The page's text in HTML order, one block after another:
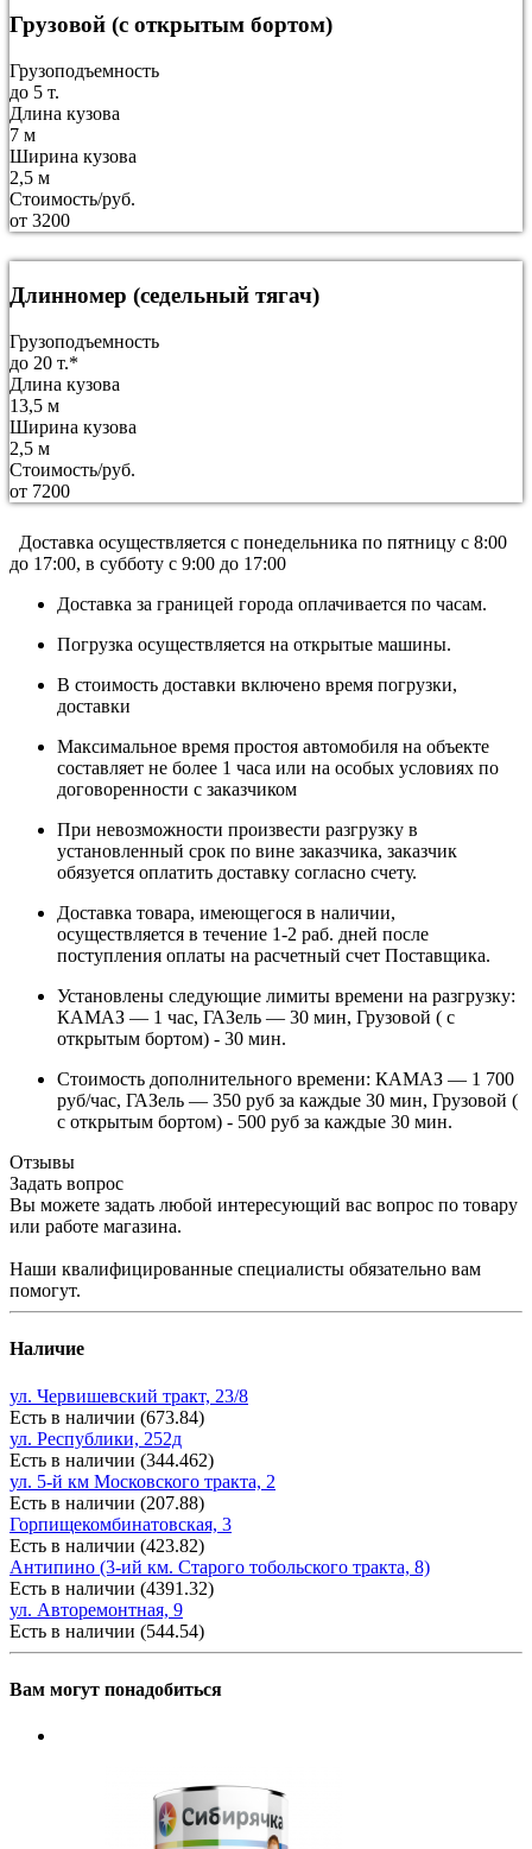
Грузовой (с открытым бортом)
Грузоподъемность
до 5 т.
Длина кузова
7 м
Ширина кузова
2,5 м
Стоимость/руб.
от 3200
Длинномер (седельный тягач)
Грузоподъемность
до 20 т.*
Длина кузова
13,5 м
Ширина кузова
2,5 м
Стоимость/руб.
от 7200
Доставка осуществляется c понедельника по пятницу с 8:00
до 17:00, в субботу с 9:00 до 17:00
Доставка за границей города оплачивается по часам.
Погрузка осуществляется на открытые машины.
В стоимость доставки включено время погрузки,
доставки
Максимальное время простоя автомобиля на объекте
составляет не более 1 часа или на особых условиях по
договоренности с заказчиком
При невозможности произвести разгрузку в
установленный срок по вине заказчика, заказчик
обязуется оплатить доставку согласно счету.
Доставка товара, имеющегося в наличии,
осуществляется в течение 1-2 раб. дней после
поступления оплаты на расчетный счет Поставщика.
Установлены следующие лимиты времени на разгрузку:
КАМАЗ — 1 час, ГАЗель — 30 мин, Грузовой ( с
открытым бортом) - 30 мин.
Стоимость дополнительного времени: КАМАЗ — 1 700
руб/час, ГАЗель — 350 руб за каждые 30 мин, Грузовой (
с открытым бортом) - 500 руб за каждые 30 мин.
Отзывы
Задать вопрос
Вы можете задать любой интересующий вас вопрос по товару
или работе магазина.
Наши квалифицированные специалисты обязательно вам
помогут.
Наличие
ул. Червишевский тракт, 23/8
Есть в наличии (673.84)
ул. Республики, 252д
Есть в наличии (344.462)
ул. 5-й км Московского тракта, 2
Есть в наличии (207.88)
Горпищекомбинатовская, 3
Есть в наличии (423.82)
Антипино (3-ий км. Старого тобольского тракта, 8)
Есть в наличии (4391.32)
ул. Авторемонтная, 9
Есть в наличии (544.54)
Вам могут понадобиться